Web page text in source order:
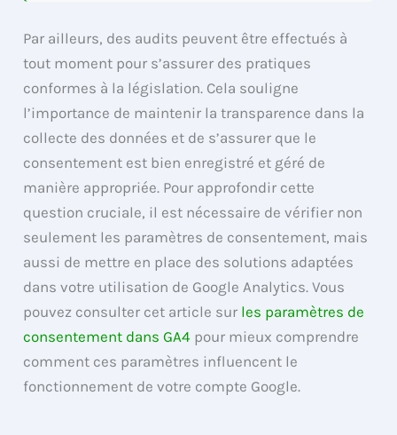
Par ailleurs, des audits peuvent être effectués à
tout moment pour s’assurer des pratiques
conformes à la législation. Cela souligne
l’importance de maintenir la transparence dans la
collecte des données et de s’assurer que le
consentement est bien enregistré et géré de
manière appropriée. Pour approfondir cette
question cruciale, il est nécessaire de vérifier non
seulement les paramètres de consentement, mais
aussi de mettre en place des solutions adaptées
dans votre utilisation de Google Analytics. Vous
pouvez consulter cet article sur les paramètres de
consentement dans GA4 pour mieux comprendre
comment ces paramètres influencent le
fonctionnement de votre compte Google.